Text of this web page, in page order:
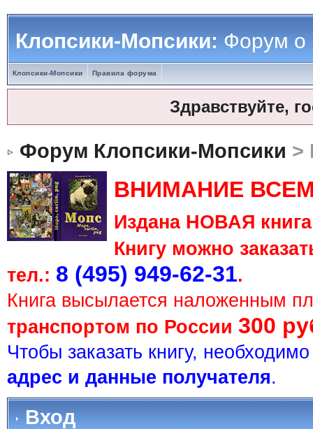
Клопсики-Мопсики:Форум о
Клопсики-Мопсики Правила форума
Здравствуйте,
Форум Клопсики-Мопсики >
ВНИМАНИЕ
Издана НОВАЯ
Книгу можно
тел.: 8 (495) 949-62-31.
Книга высылается наложенным
транспортом по России 300
Чтобы заказать книгу,
адрес и данные получателя.
Вход